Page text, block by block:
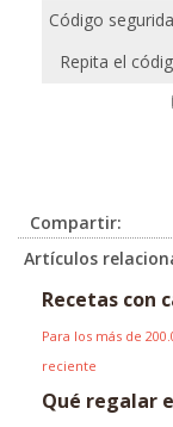
Código
Repita el
Compartir:
Artículos
Recetas con
Para los más de
reciente
Qué regalar